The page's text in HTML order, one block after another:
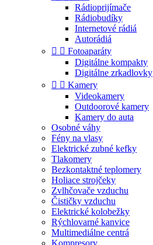
Rádioprijímače
Rádiobudíky
Internetové rádiá
Autorádiá
  Fotoaparáty
Digitálne kompakty
Digitálne zrkadlovky
  Kamery
Videokamery
Outdoorové kamery
Kamery do auta
Osobné váhy
Fény na vlasy
Elektrické zubné kefky
Tlakomery
Bezkontaktné teplomery
Holiace strojčeky
Zvlhčovače vzduchu
Čističky vzduchu
Elektrické kolobežky
Rýchlovarné kanvice
Multimediálne centrá
Kompresory